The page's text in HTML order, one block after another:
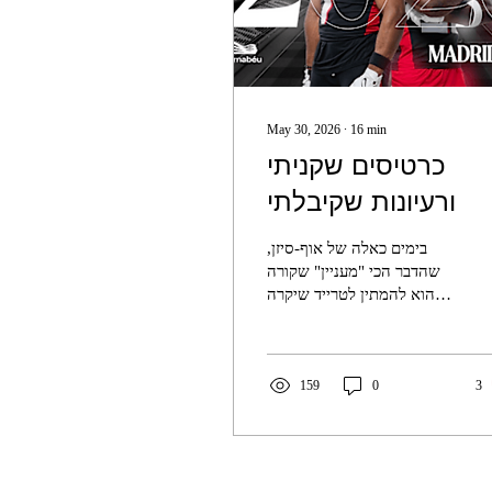
May 30, 2026 ∙ 16 min
כרטיסים שקניתי
ורעיונות שקיבלתי
בימים כאלה של אוף-סיזן,
שהדבר הכי "מעניין" שקורה
הוא להמתין לטרייד שיקרה
בי את הרצון לכתוב, ובטח
כרטיסים ל-2 משחקי NFL
159 0 3